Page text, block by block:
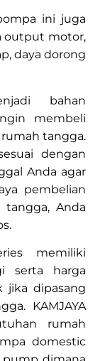
ini juga
output motor,
daya dorong
bahan
membeli
tangga.
dengan
Anda agar
pembelian
Anda
memiliki
serta harga
jika dipasang
KAMJAYA
rumah
domestic